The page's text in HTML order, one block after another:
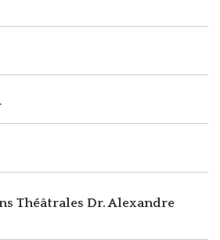
Théâtrales Dr. Alexandre